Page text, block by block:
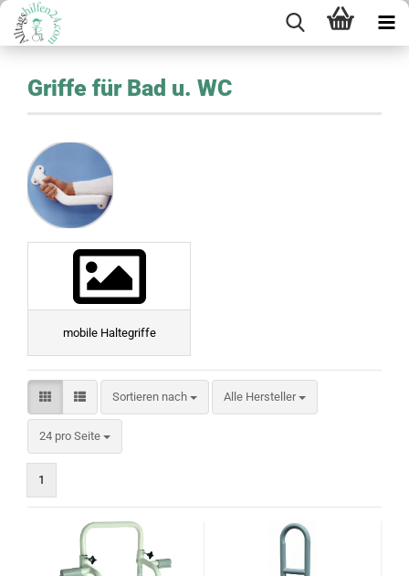
Griffe für Bad u. WC
mobile Haltegriffe
Sortieren nach
Sortieren nach Alle Hersteller
24 pro Seite
pro Seite
1